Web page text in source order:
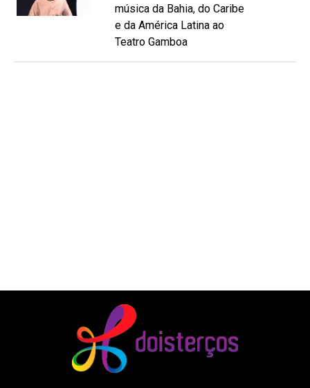
música da Bahia, do Caribe
e da América Latina ao
Teatro Gamboa